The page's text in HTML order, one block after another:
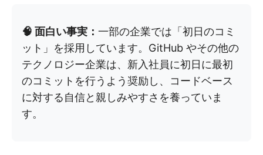
🧠 面白い事実： 一部の企業では「初日のコミ
ット」を採用しています。GitHub やその他の
テクノロジー企業は、新入社員に初日に最初
のコミットを行うよう奨励し、コードベース
に対する自信と親しみやすさを養っていま
す。